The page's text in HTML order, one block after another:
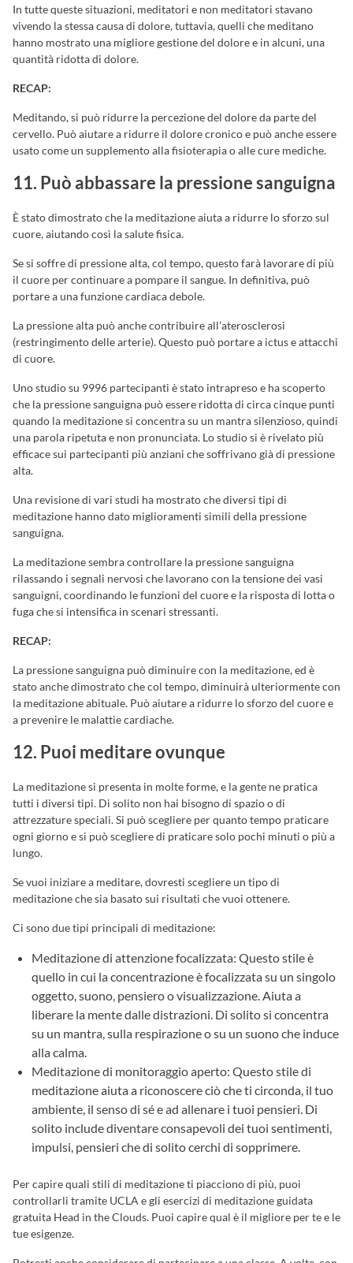
In tutte queste situazioni, meditatori e non meditatori stavano
vivendo la stessa causa di dolore, tuttavia, quelli che meditano
hanno mostrato una migliore gestione del dolore e in alcuni, una
quantità ridotta di dolore.
RECAP:
Meditando, si può ridurre la percezione del dolore da parte del
cervello. Può aiutare a ridurre il dolore cronico e può anche essere
usato come un supplemento alla fisioterapia o alle cure mediche.
11. Può abbassare la pressione sanguigna
È stato dimostrato che la meditazione aiuta a ridurre lo sforzo sul
cuore, aiutando così la salute fisica.
Se si soffre di pressione alta, col tempo, questo farà lavorare di più
il cuore per continuare a pompare il sangue. In definitiva, può
portare a una funzione cardiaca debole.
La pressione alta può anche contribuire all’aterosclerosi
(restringimento delle arterie). Questo può portare a ictus e attacchi
di cuore.
Uno studio su 9996 partecipanti è stato intrapreso e ha scoperto
che la pressione sanguigna può essere ridotta di circa cinque punti
quando la meditazione si concentra su un mantra silenzioso, quindi
una parola ripetuta e non pronunciata. Lo studio si è rivelato più
efficace sui partecipanti più anziani che soffrivano già di pressione
alta.
Una revisione di vari studi ha mostrato che diversi tipi di
meditazione hanno dato miglioramenti simili della pressione
sanguigna.
La meditazione sembra controllare la pressione sanguigna
rilassando i segnali nervosi che lavorano con la tensione dei vasi
sanguigni, coordinando le funzioni del cuore e la risposta di lotta o
fuga che si intensifica in scenari stressanti.
RECAP:
La pressione sanguigna può diminuire con la meditazione, ed è
stato anche dimostrato che col tempo, diminuirà ulteriormente con
la meditazione abituale. Può aiutare a ridurre lo sforzo del cuore e
a prevenire le malattie cardiache.
12. Puoi meditare ovunque
La meditazione si presenta in molte forme, e la gente ne pratica
tutti i diversi tipi. Di solito non hai bisogno di spazio o di
attrezzature speciali. Si può scegliere per quanto tempo praticare
ogni giorno e si può scegliere di praticare solo pochi minuti o più a
lungo.
Se vuoi iniziare a meditare, dovresti scegliere un tipo di
meditazione che sia basato sui risultati che vuoi ottenere.
Ci sono due tipi principali di meditazione:
Meditazione di attenzione focalizzata: Questo stile è
quello in cui la concentrazione è focalizzata su un singolo
oggetto, suono, pensiero o visualizzazione. Aiuta a
liberare la mente dalle distrazioni. Di solito si concentra
su un mantra, sulla respirazione o su un suono che induce
alla calma.
Meditazione di monitoraggio aperto: Questo stile di
meditazione aiuta a riconoscere ciò che ti circonda, il tuo
ambiente, il senso di sé e ad allenare i tuoi pensieri. Di
solito include diventare consapevoli dei tuoi sentimenti,
impulsi, pensieri che di solito cerchi di sopprimere.
Per capire quali stili di meditazione ti piacciono di più, puoi
controllarli tramite UCLA e gli esercizi di meditazione guidata
gratuita Head in the Clouds. Puoi capire qual è il migliore per te e le
tue esigenze.